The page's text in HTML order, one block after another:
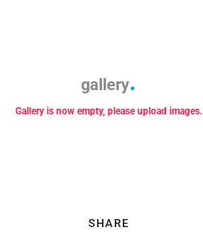
gallery
Gallery is now empty, please upload images.
SHARE